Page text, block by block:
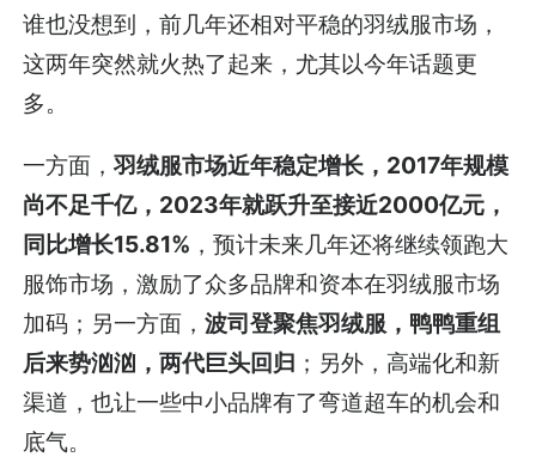
谁也没想到，前几年还相对平稳的羽绒服市场，
这两年突然就火热了起来，尤其以今年话题更
多。
一方面，羽绒服市场近年稳定增长，2017年规模
尚不足千亿，2023年就跃升至接近2000亿元，
同比增长15.81% ，预计未来几年还将继续领跑大
服饰市场，激励了众多品牌和资本在羽绒服市场
加码；另一方面，波司登聚焦羽绒服，鸭鸭重组
后来势汹汹，两代巨头回归 ；另外，高端化和新
渠道，也让一些中小品牌有了弯道超车的机会和
底气。